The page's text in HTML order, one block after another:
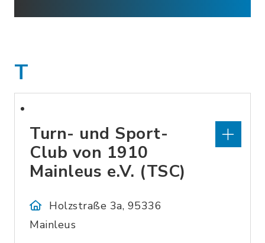
T
Turn- und Sport-
Club von 1910
Mainleus e.V. (TSC)
Holzstraße 3a, 95336
Mainleus